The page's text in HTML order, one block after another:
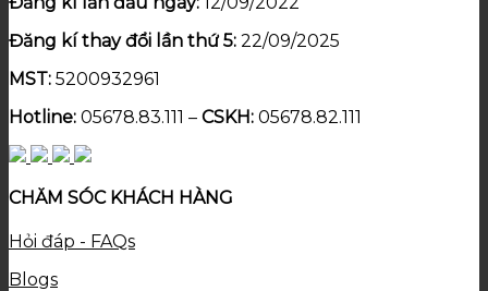
Đăng kí thay đổi lần thứ 5: 22/09/2025
MST: 5200932961
Hotline: 05678.83.111 – CSKH: 05678.82.111
CHĂM SÓC KHÁCH HÀNG
Hỏi đáp - FAQs
Blogs